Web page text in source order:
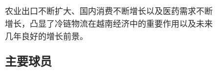
农业出口不断扩大、国内消费不断增长以及医药需求不断
增长，凸显了冷链物流在越南经济中的重要作用以及未来
几年良好的增长前景。
主要球员